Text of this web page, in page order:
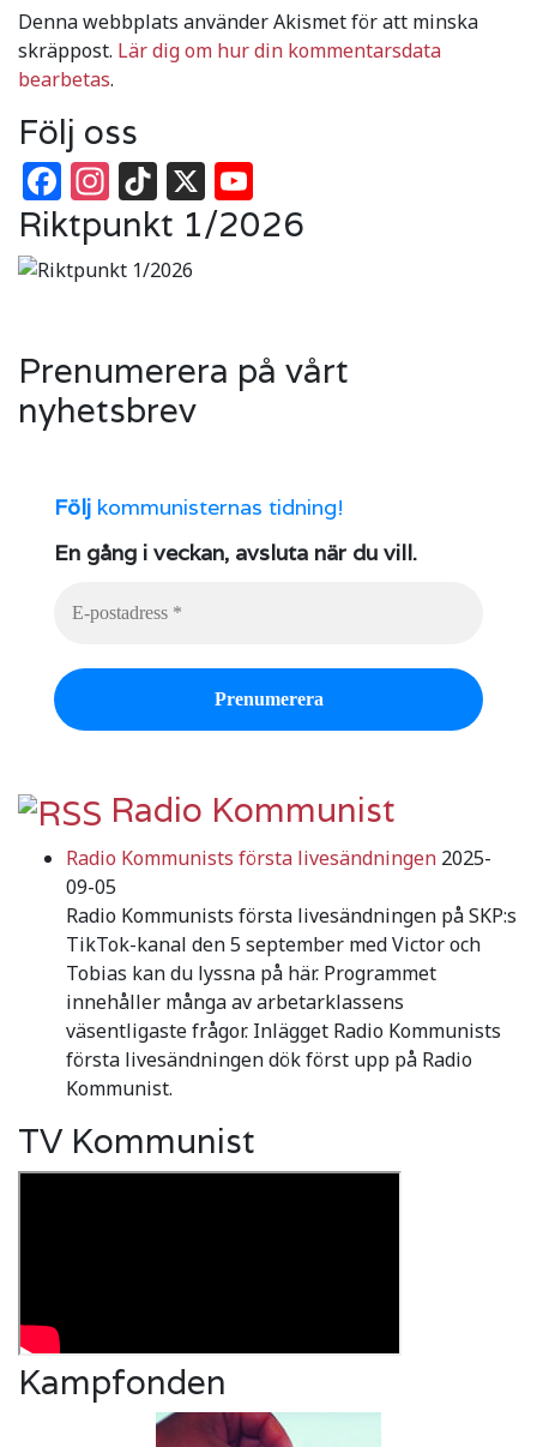
Denna webbplats använder Akismet för att minska
skräppost. Lär dig om hur din kommentarsdata
bearbetas.
Följ oss
Facebook
Instagram
TikTok
X
Riktpunkt 1/2026
Prenumerera på vårt
nyhetsbrev
Följ kommunisternas tidning!
En gång i veckan, avsluta när du vill.
Radio Kommunist
Radio Kommunists första livesändningen 2025-
09-05
Radio Kommunists första livesändningen på SKP:s
TikTok-kanal den 5 september med Victor och
Tobias kan du lyssna på här. Programmet
innehåller många av arbetarklassens
väsentligaste frågor. Inlägget Radio Kommunists
första livesändningen dök först upp på Radio
Kommunist.
TV Kommunist
Kampfonden